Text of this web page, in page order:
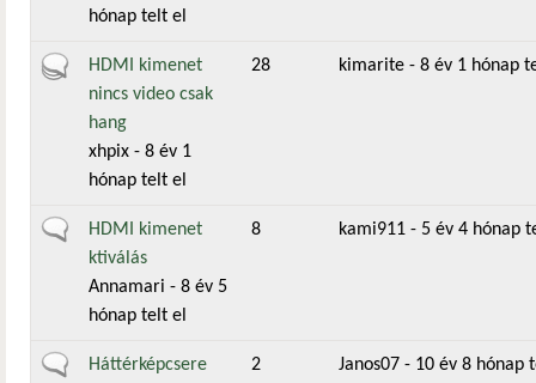
hónap telt el
Aktív témaHDMI kimenet
nincs video csak
hang
xhpix - 8 év 1
hónap telt el
28 kimarite - 8 év 1 hónap
Általános téma
HDMI kimenet
ktiválás
Annamari - 8 év 5
hónap telt el
8 kami911 - 5 év 4 hónap
Általános téma
Háttérképcsere
2 Janos07 - 10 év 8 hónap